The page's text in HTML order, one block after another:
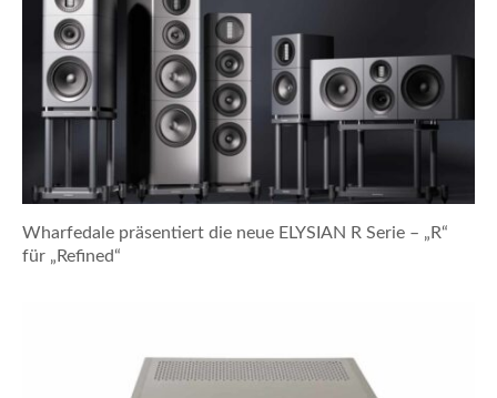
Wharfedale präsentiert die neue ELYSIAN R Serie – „R“
für „Refined“